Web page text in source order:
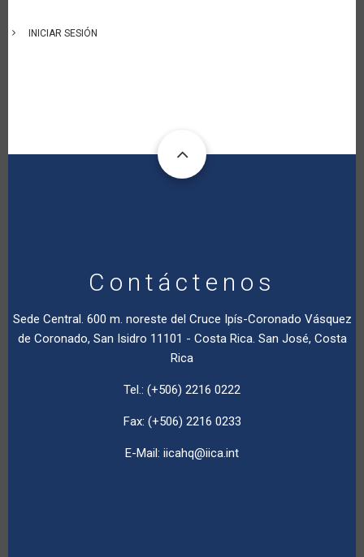
INICIAR SESIÓN
Contáctenos
Sede Central. 600 m. noreste del Cruce Ipís-Coronado Vásquez
de Coronado, San Isidro 11101 - Costa Rica. San José, Costa
Rica
Tel.: (+506) 2216 0222
Fax: (+506) 2216 0233
E-Mail: iicahq@iica.int